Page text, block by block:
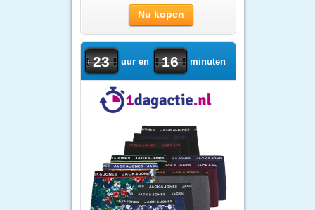
Nu kopen
23 uur en 16 minuten